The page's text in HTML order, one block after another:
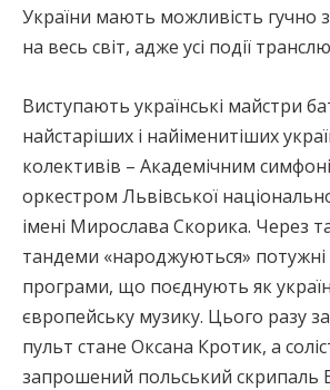
України мають можливість гучно
на весь світ, адже усі події
Виступають українські майстри
найстаріших і найіменитіших
колективів – Академічним
оркестром Львівської
імені Мирослава Скорика. Через
тандеми «народжуються» потужні
програми, що поєднують як
європейську музику. Цього разу
пульт стане Оксана Кротик, а
запрошений польський скрипаль